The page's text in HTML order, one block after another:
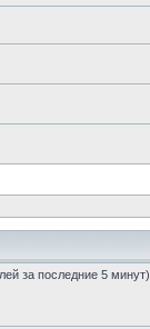
за последние 5 минут)